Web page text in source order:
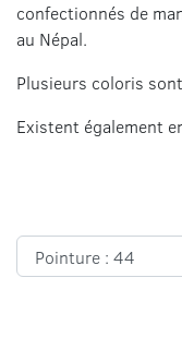
confectionnés de
au Népal.
Plusieurs coloris
Existent également